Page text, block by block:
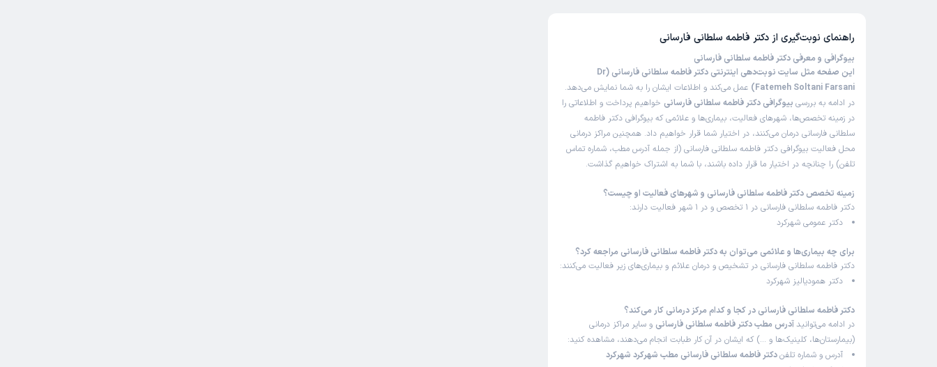
راهنمای نوبت‌گیری از دکتر فاطمه سلطانی فارسانی
بیوگرافی و معرفی دکتر فاطمه سلطانی فارسانی
این صفحه مثل سایت نوبت‌دهی اینترنتی دکتر فاطمه سلطانی فارسانی (Dr
Fatemeh Soltani Farsani)
عمل می‌کند و اطلاعات ایشان را به شما نمایش می‌دهد.
در ادامه به بررسی بیوگرافی دکتر فاطمه سلطانی فارسانی خواهیم پرداخت و اطلاعاتی را
در زمینه تخصص‌ها، شهرهای فعالیت، بیماری‌ها و علائمی که بیوگرافی دکتر فاطمه
سلطانی فارسانی درمان می‌کنند، در اختیار شما قرار خواهیم داد. همچنین مراکز درمانی
محل فعالیت بیوگرافی دکتر فاطمه سلطانی فارسانی (از جمله آدرس مطب، شماره تماس
تلفن) را چنانچه در اختیار ما قرار داده باشند، با شما به اشتراک خواهیم گذاشت.
زمینه تخصص دکتر فاطمه سلطانی فارسانی و شهرهای فعالیت او چیست؟
دکتر فاطمه سلطانی فارسانی در 1 تخصص و در 1 شهر فعالیت دارند:
دکتر عمومی شهرکرد
برای چه بیماری‌ها و علائمی می‌توان به دکتر فاطمه سلطانی فارسانی مراجعه کرد؟
دکتر فاطمه سلطانی فارسانی در تشخیص و درمان علائم و بیماری‌های زیر فعالیت می‌کنند:
دکتر همودیالیز شهرکرد
دکتر فاطمه سلطانی فارسانی در کجا و کدام مرکز درمانی کار می‌کند؟
در ادامه می‌توانید آدرس مطب دکتر فاطمه سلطانی فارسانی و سایر مراکز درمانی
(بیمارستان‌ها، کلینیک‌ها و …) که ایشان در آن کار طبابت انجام می‌دهند، مشاهده کنید:
آدرس و شماره تلفندکتر فاطمه سلطانی فارسانی مطب شهرکرد شهرکرد